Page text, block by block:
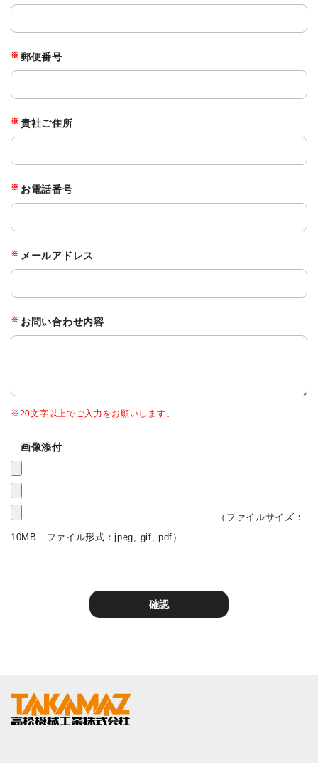
高松流技
プライバシーポリシー
ENGLISH
※ 郵便番号
※ 貴社ご住所
※ お電話番号
※ メールアドレス
※ お問い合わせ内容
※20文字以上でご入力をお願いします。
画像添付
（ファイルサイズ：
10MB ファイル形式：jpeg, gif, pdf）
確認